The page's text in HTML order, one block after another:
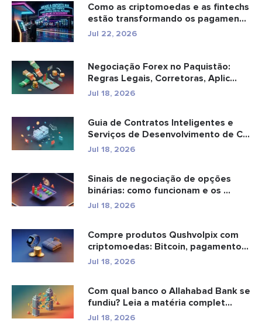
Como as criptomoedas e as fintechs
estão transformando os pagamen...
Jul 22, 2026
Negociação Forex no Paquistão:
Regras Legais, Corretoras, Aplic...
Jul 18, 2026
Guia de Contratos Inteligentes e
Serviços de Desenvolvimento de C...
Jul 18, 2026
Sinais de negociação de opções
binárias: como funcionam e os ...
Jul 18, 2026
Compre produtos Qushvolpix com
criptomoedas: Bitcoin, pagamentos
e...
Jul 18, 2026
Com qual banco o Allahabad Bank se
fundiu? Leia a matéria complet...
Jul 18, 2026